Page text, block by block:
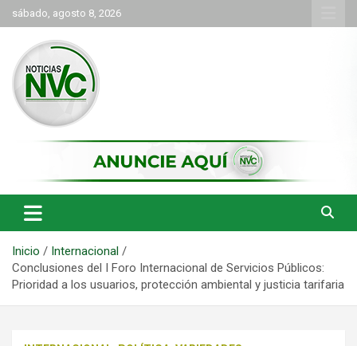
Saltar
al
contenido
sábado, agosto 8, 2026
NVC Noticias
Inicio
Internacional
Conclusiones del I Foro Internacional de Servicios Públicos:
Prioridad a los usuarios, protección ambiental y justicia tarifaria